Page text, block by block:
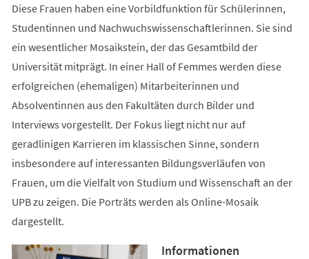
Diese Frauen haben eine Vorbildfunktion für Schülerinnen,
Studentinnen und Nachwuchswissenschaftlerinnen. Sie sind
ein wesentlicher Mosaikstein, der das Gesamtbild der
Universität mitprägt. In einer Hall of Femmes werden diese
erfolgreichen (ehemaligen) Mitarbeiterinnen und
Absolventinnen aus den Fakultäten durch Bilder und
Interviews vorgestellt. Der Fokus liegt nicht nur auf
geradlinigen Karrieren im klassischen Sinne, sondern
insbesondere auf interessanten Bildungsverläufen von
Frauen, um die Vielfalt von Studium und Wissenschaft an der
UPB zu zeigen. Die Porträts werden als Online-Mosaik
dargestellt.
Informationen